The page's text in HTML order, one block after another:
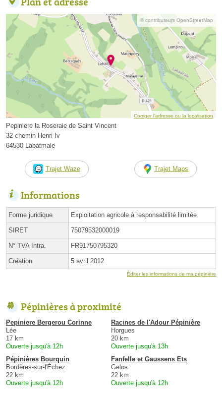
© contributeurs OpenStreetMap
Corriger l’adresse ou la localisation
Pepiniere la Roseraie de Saint Vincent
32 chemin Henri Iv
64530 Labatmale
Trajet Waze Trajet Maps
Informations
Forme juridique Exploitation agricole à responsabilité limitée
SIRET 75079532000019
N° TVA Intra. FR91750795320
Création 5 avril 2012
Éditer les informations de ma pépinière
Pépinières à proximité
Pepiniere Bergerou Corinne
Lée
17 km
Ouverte jusqu'à 12h
Racines de l'Adour Pépinière
Horgues
20 km
Ouverte jusqu'à 13h
Pépinières Bourquin
Bordères-sur-l'Échez
22 km
Ouverte jusqu'à 12h
Fanfelle et Gaussens Ets
Gelos
22 km
Ouverte jusqu'à 12h